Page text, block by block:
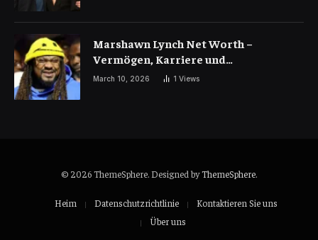
Marshawn Lynch Net Worth –
Vermögen, Karriere und
Einnahmequellen der NFL-Legende
March 10, 2026 1 Views
© 2026 ThemeSphere. Designed byThemeSphere.
Heim Datenschutzrichtlinie
Kontaktieren Sie uns
Über uns